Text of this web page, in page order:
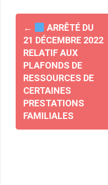
Navigation
d'article
←
ARRÊTÉ DU
21 DÉCEMBRE 2022
RELATIF AUX
PLAFONDS DE
RESSOURCES DE
CERTAINES
PRESTATIONS
FAMILIALES